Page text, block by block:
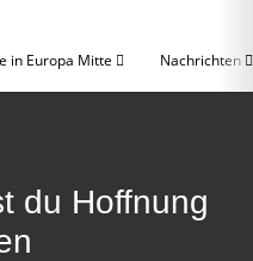
in Europa Mitte Nachrichten
du Hoffnung